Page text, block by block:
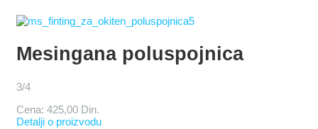
Mesingana poluspojnica
3/4
Cena: 425,00 Din.
Detalji o proizvodu